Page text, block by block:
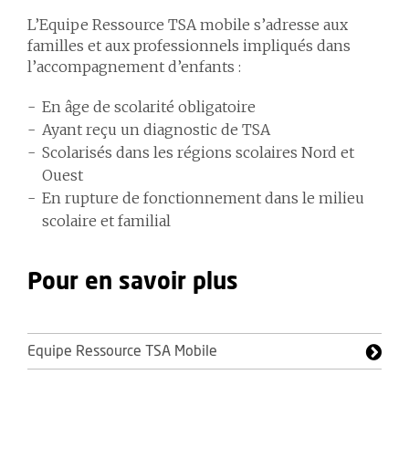
L’Equipe Ressource TSA mobile s’adresse aux
familles et aux professionnels impliqués dans
l’accompagnement d’enfants :
En âge de scolarité obligatoire
Ayant reçu un diagnostic de TSA
Scolarisés dans les régions scolaires Nord et
Ouest
En rupture de fonctionnement dans le milieu
scolaire et familial
Pour en savoir plus
Equipe Ressource TSA Mobile